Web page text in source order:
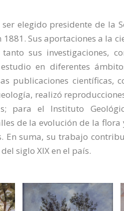
elegido presidente de la
Sus aportaciones a la
sus investigaciones,
en diferentes
publicaciones científicas,
realizó
para el Instituto
de la evolución de la
En suma, su trabajo
siglo XIX en el país.